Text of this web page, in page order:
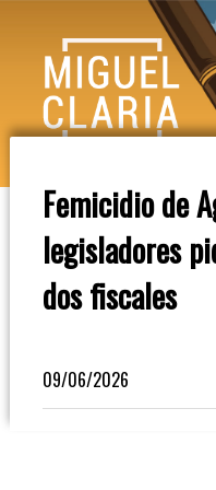
Mesa
Café
Columna
Radioinforme
3
Femicidio de
legisladores
dos fiscales
09/06/2026